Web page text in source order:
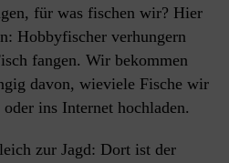
für was fischen wir? Hier
Hobby­fischer verhungern
fangen. Wir bekommen
davon, wieviele Fische wir
ins Internet hochladen.
zur Jagd: Dort ist der